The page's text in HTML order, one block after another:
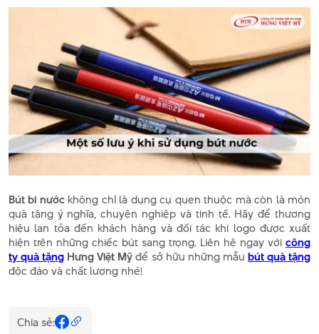
Bút bi nướckhông chỉ là dụng cụ quen thuộc mà còn là món
quà tặng ý nghĩa, chuyên nghiệp và tinh tế. Hãy để thương
hiệu lan tỏa đến khách hàng và đối tác khi logo được xuất
hiện trên những chiếc bút sang trọng. Liên hệ ngay với công
ty quà tặng Hưng Việt Mỹđể sở hữu những mẫu bút quà tặng
độc đáo và chất lượng nhé!
Chia sẻ: